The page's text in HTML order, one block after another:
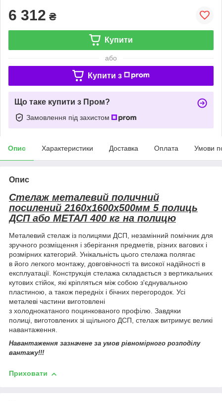
6 312 ₴
Купити
або
Купити з
Що таке купити з Пром?
Замовлення під захистом
Опис Характеристики Доставка Оплата Умови
Опис
Стелаж металевий поличний
посилений 2160х1600х500мм 5 полиць
ДСП або МЕТАЛ 400 кг на полицю
Металевий стелаж із полицями ДСП, незамінний помічник для
зручного розміщення і зберігання предметів, різних вагових і
розмірних категорий. Унікальність цього стелажа полягає
в його легкого монтажу, довговічності та високої надійності в
експлуатації. Конструкція стелажа складається з вертикальних
кутових стійок, які кріпляться між собою з'єднувальною
пластиною, а також передніх і бічних перегородок. Усі
металеві частини виготовлені
з холоднокатаного поцинкованого профілю. Завдяки
полиці, виготовлених зі щільного ДСП, стелаж витримує великі
навантаження.
Навантаження зазначене за умов рівномірного розподілу
вантажу!!!
Приховати